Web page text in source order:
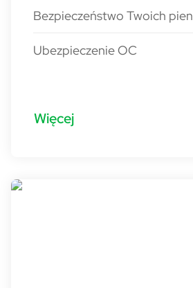
Bezpieczeństwo Twoich
Ubezpieczenie OC
Więcej